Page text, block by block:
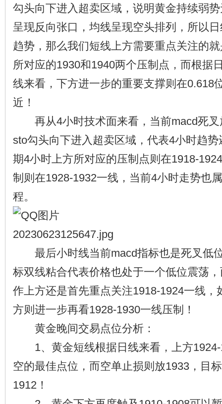
勾头向下进入超卖区域，说明黄金持续弱
呈现反向张口，均线呈现空头排列，所以
趋势，那么我们短线上方需要重点关注的
所对应的1930和1940两个压制点，而根据
线来看，下方进一步的重要支撑则在0.618
近！
再从4小时技术面来看，当前macd死叉
sto勾头向下进入超卖区域，代表4小时趋
期4小时上方所对应的压制点则在1918-
制则在1928-1932一线，当前4小时走势也
程。
最后小时线当前macd指标也是死叉低
标双线粘合代表价格也处于一个低位震荡
作上方还是首先重点关注1918-1924一线，
方则进一步再看1928-1930一线压制！
黄金晚间交易点位分析：
1、黄金短线根据日线来看，上方1924-
空的最佳点位，而空单止损则放1933，目
1912！